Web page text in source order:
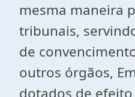
mesma maneira
tribunais,
de
outros órgãos,
dotados de